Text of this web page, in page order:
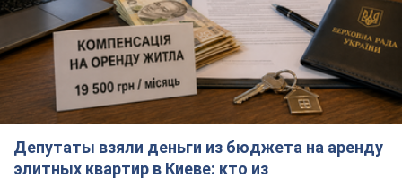
Депутаты взяли деньги из бюджета на аренду
элитных квартир в Киеве: кто из